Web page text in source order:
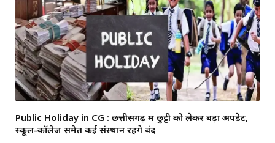
Public Holiday in CG : छत्तीसगढ़ में छुट्टी को लेकर बड़ा अपडेट,
स्कूल-कॉलेज समेत कई संस्थान रहेंगे बंद